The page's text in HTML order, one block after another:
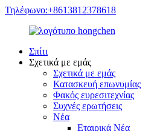
Τηλέφωνο:+8613812378618
Σπίτι
Σχετικά με εμάς
Σχετικά με εμάς
Κατασκευή επωνυμίας
Φακός ευρεσιτεχνίας
Συχνές ερωτήσεις
Νέα
Εταιρικά Νέα